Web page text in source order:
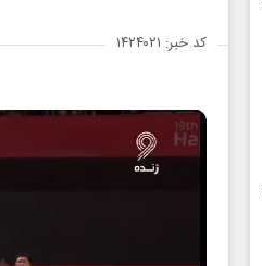
کد خبر: ۱۴۲۴۰۲۱